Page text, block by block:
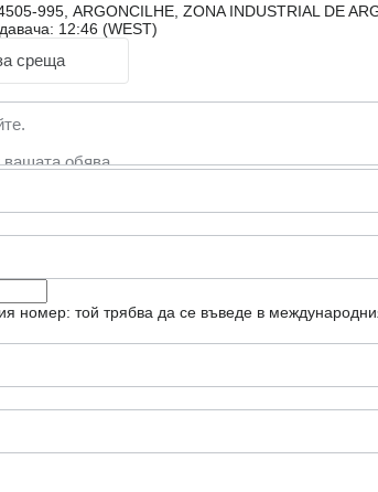
995, ARGONCILHE, ZONA INDUSTRIAL DE
12:46 (WEST)
среща
номер: той трябва да се въведе в